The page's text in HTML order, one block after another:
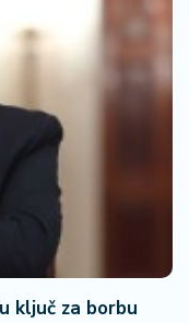
ključ za borbu